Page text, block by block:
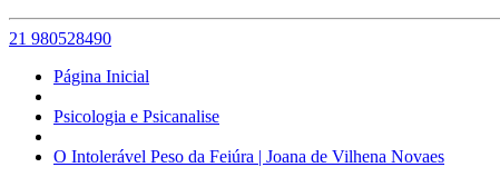
21 980528490
Página Inicial
Psicologia e Psicanalise
O Intolerável Peso da Feiúra | Joana de Vilhena Novaes